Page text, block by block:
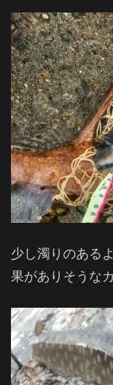
少し濁りのある
果がありそうな